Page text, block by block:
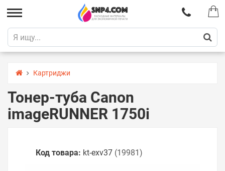
Картриджи
Тонер-туба Canon
imageRUNNER 1750i
Код товара: kt-exv37 (19981)